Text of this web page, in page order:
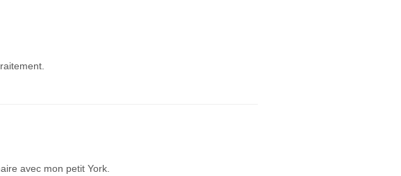
avec mon petit York.